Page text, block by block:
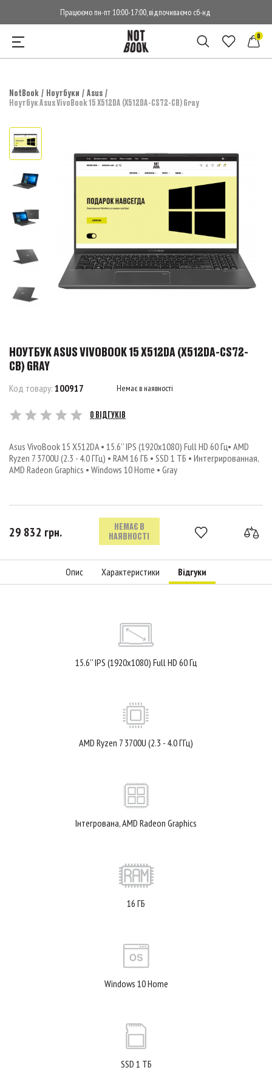
Працюємо пн-пт 10:00-17:00, відпочиваємо сб-нд
0
NotBook Ноутбуки
Asus
Ноутбук Asus VivoBook 15 X512DA (X512DA-CS72-CB) Gray
НОУТБУК ASUS VIVOBOOK 15 X512DA (X512DA-CS72-
CB) GRAY
Код товару: 100917 Немає в наявності
0 ВІДГУКІВ
Asus VivoBook 15 X512DA • 15.6’’ IPS (1920x1080) Full HD 60 Гц• AMD
Ryzen 7 3700U (2.3 - 4.0 ГГц) • RAM 16 ГБ • SSD 1 ТБ • Интегрированная,
AMD Radeon Graphics • Windows 10 Home • Gray
29 832 грн.
НЕМАЄ В
НАЯВНОСТІ
Опис Характеристики Відгуки
15.6'' IPS (1920x1080) Full HD 60 Гц
AMD Ryzen 7 3700U (2.3 - 4.0 ГГц)
Інтегрована, AMD Radeon Graphics
16 ГБ
Windows 10 Home
SSD 1 ТБ